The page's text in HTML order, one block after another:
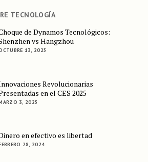
TECNOLOGÍA
de Dynamos Tecnológicos:
vs Hangzhou
13, 2025
Revolucionarias
en el CES 2025
3, 2025
en efectivo es libertad
28, 2024